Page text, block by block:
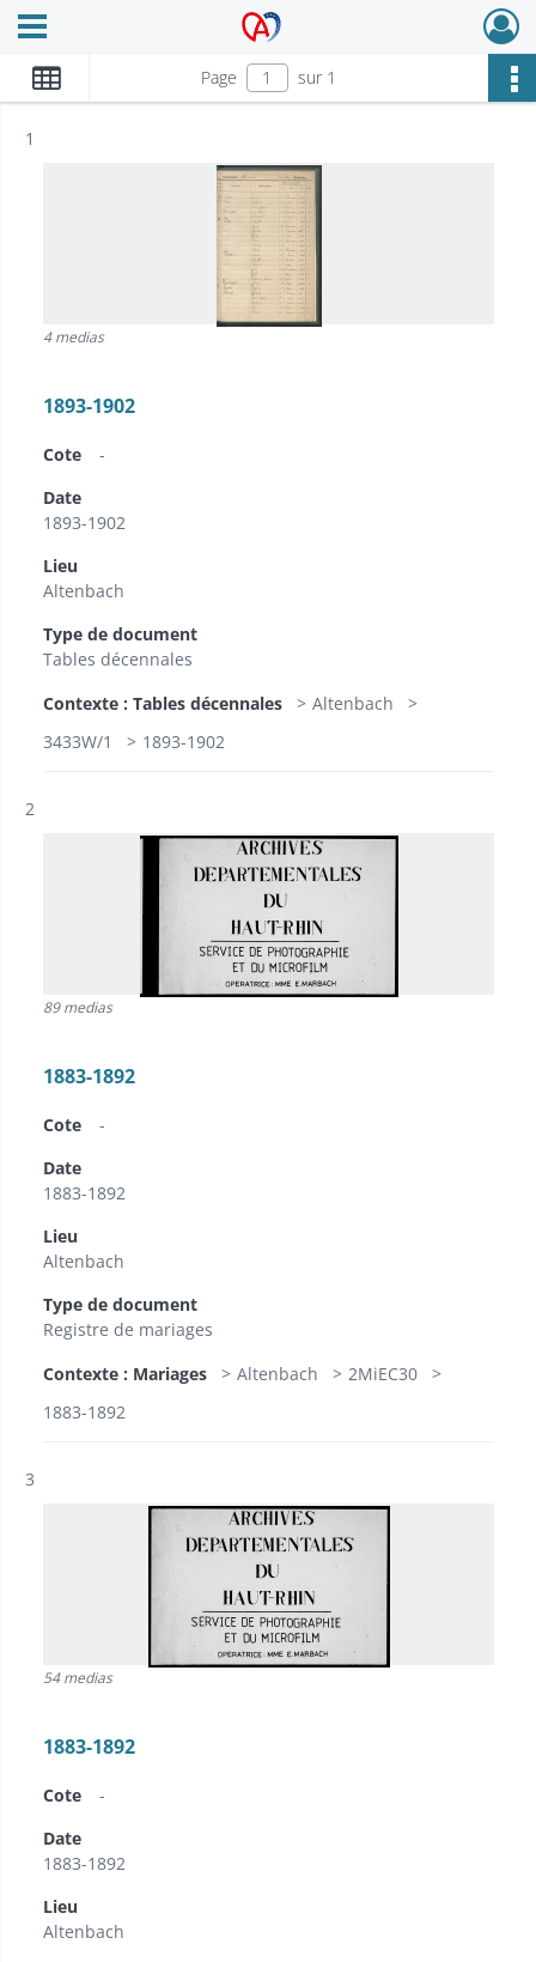
Archives Alsace - Colmar
Ouvrir le menu déroulant
Page sur 1
Résultat n°
1
4 medias
1893-1902
Cote
-
Date
1893-1902
Lieu
Altenbach
Type de document
Tables décennales
Contexte : Tables décennales
Altenbach
3433W/1
1893-1902
Résultat n°
2
89 medias
1883-1892
Cote
-
Date
1883-1892
Lieu
Altenbach
Type de document
Registre de mariages
Contexte : Mariages
Altenbach
2MiEC30
1883-1892
Résultat n°
3
54 medias
1883-1892
Cote
-
Date
1883-1892
Lieu
Altenbach